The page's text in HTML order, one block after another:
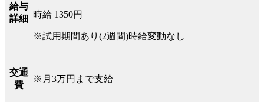
給与
詳細
時給 1350円
※試用期間あり(2週間)時給変動なし
交通
費
※月3万円まで支給